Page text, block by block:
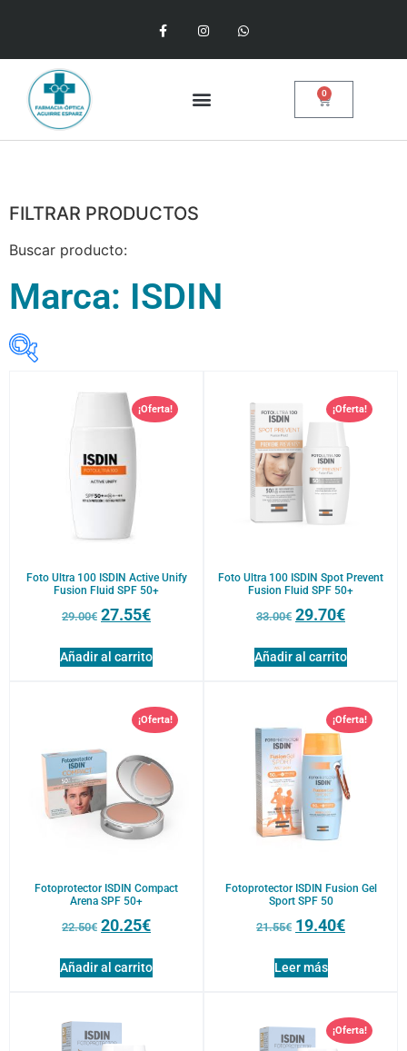
0
FILTRAR PRODUCTOS
Buscar producto:
Marca: ISDIN
Categorías
Complemento nutricional
(9)
Cuidado capilar
Cuidado corporal (2)
Dermocosmética
Fitoterapia-Plantas medicinales(31)
Higiene íntima
Pies y manos(4)
Probióticos(3)
Solares
(27)
Buscar por Marcas
¡Oferta!
Foto Ultra 100 ISDIN Active Unify
Fusion Fluid SPF 50+
29.00€ 27.55€
Añadir al carrito
¡Oferta!
Foto Ultra 100 ISDIN Spot Prevent
Fusion Fluid SPF 50+
33.00€ 29.70€
Añadir al carrito
¡Oferta!
Fotoprotector ISDIN Compact
Arena SPF 50+
22.50€ 20.25€
Añadir al carrito
¡Oferta!
Fotoprotector ISDIN Fusion Gel
Sport SPF 50
21.55€ 19.40€
Leer más
¡Oferta!